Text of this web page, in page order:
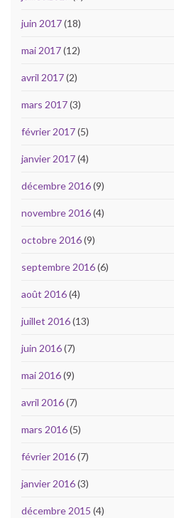
juin 2017(18)
mai 2017(12)
avril 2017(2)
mars 2017(3)
février 2017(5)
janvier 2017(4)
décembre 2016(9)
novembre 2016(4)
octobre 2016(9)
septembre 2016(6)
août 2016(4)
juillet 2016(13)
juin 2016(7)
mai 2016(9)
avril 2016(7)
mars 2016(5)
février 2016(7)
janvier 2016(3)
décembre 2015 (4)